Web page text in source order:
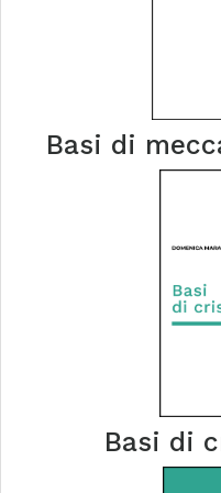
Basi di
Basi di